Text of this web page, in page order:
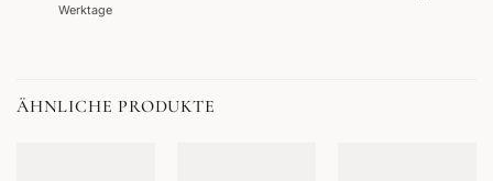
Werktage
ÄHNLICHE PRODUKTE